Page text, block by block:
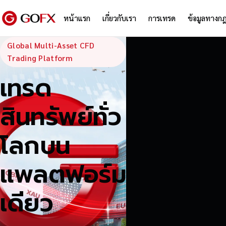
หน้าแรก เกี่ยวกับเรา การเทรด ข้อมูลทางก
GoFX —
Global Multi-Asset CFD
Trading Platform
เทรด
สินทรัพย์ทั่ว
โลกบน
แพลตฟอร์ม
เดียว